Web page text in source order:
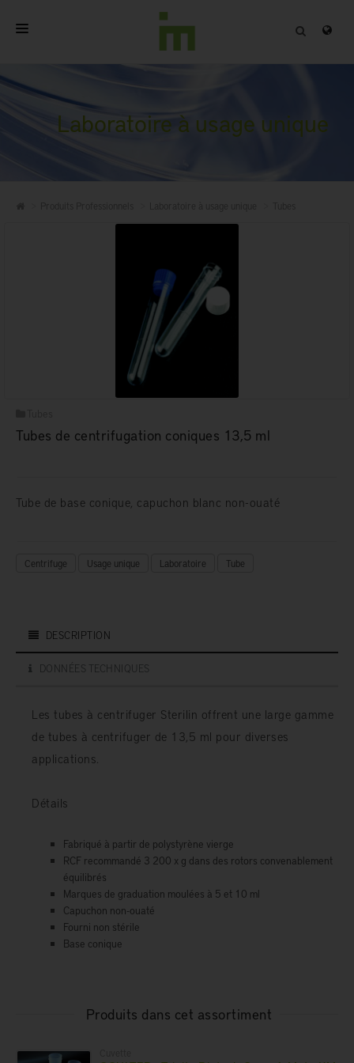
ACCUEIL
A PROPOS
QUALITÉ
Laboratoire à usage unique
Tubes de centrifugation coniques 13,5 ml
Tube de base conique, capuchon blanc non-ouaté
Centrifuge Usage unique Laboratoire Tube
DESCRIPTION
DONNÉES TECHNIQUES
Les tubes à centrifuger Sterilin offrent une large gamme
de tubes à centrifuger de 13,5 ml pour diverses
applications.
Détails
Fabriqué à partir de polystyrène vierge
RCF recommandé 3 200 x g dans des rotors convenablement
équilibrés
Marques de graduation moulées à 5 et 10 ml
Capuchon non-ouaté
Fourni non stérile
Base conique
Produits dans cet assortiment